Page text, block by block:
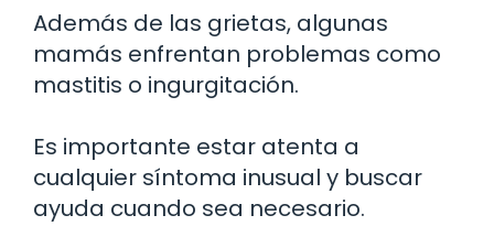
Además de las grietas, algunas
mamás enfrentan problemas como
mastitis o ingurgitación.
Es importante estar atenta a
cualquier síntoma inusual y buscar
ayuda cuando sea necesario.